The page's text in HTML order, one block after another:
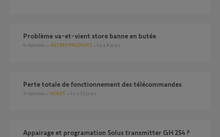
Problème va-et-vient store banne en butée
6 réponses AUTRES PRODUITS il y a 8 jours
perte totale de fonctionnement des télécommandes
2 réponses VOLET il y a 12 jours
Appairage et programation Solus transmitter GH 254 ?